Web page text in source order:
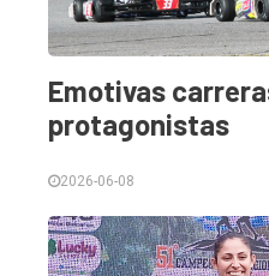
El
único
DIARIO
Balcarce
Emotivas
protagonistas
2026-06-08